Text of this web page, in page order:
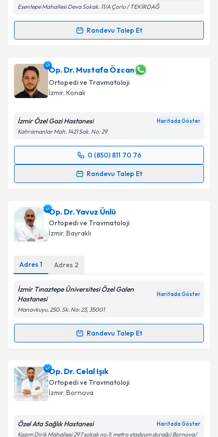
Esentepe Mahallesi Deva Sokak. 11/A Çorlu / TEKİRDAĞ
Randevu Talep Et
Randevu Takvimi Talebi
Doç. Dr. Hüseyin Günayiçin randevu takvimi talebi
oluşturun. Size bu uzmandan randevu almanız için bir
takvim hazırlandığında e-posta ile bilgilendireceğiz.
Kişisel verilerimin işlenmesine ilişkin
Metni'ni okudum ve kişisel verilerimin belirtilen
kapsamda işlenmesini kabul ediyorum.
Op. Dr. Mustafa Özcan
Ortopedi ve Travmatoloji
İzmir, Konak
İzmir Özel Gazi Hastanesi Haritada Göster
Kahramanlar Mah. 1421 Sok. No: 29
0 (850) 811 70 76
Randevu Talep Et
Randevu Takvimi Talebi
takvim hazırlandığında e-posta ile bilgilendireceğiz.
E-posta Adresiniz
Metni'ni okudum ve kişisel verilerimin belirtilen
kapsamda işlenmesini kabul ediyorum.
Takvim Talebini Gönder
Op. Dr. Yavuz Ünlü
Ortopedi ve Travmatoloji
İzmir, Bayraklı
Adres 1 Adres 2
İzmir Tınaztepe Üniversitesi Özel Galen
Hastanesi
Haritada Göster
Manavkuyu, 250. Sk. No: 23, 35001
Randevu Talep Et
Randevu Takvimi Talebi
Op. Dr. Yavuz Ünlü için randevu takvimi talebi
oluşturun. Size bu uzmandan randevu almanız için bir
takvim hazırlandığında e-posta ile bilgilendireceğiz.
Op. Dr. Celal Işık
Ortopedi ve Travmatoloji
İzmir, Bornova
Özel Ata Sağlık Hastanesi Haritada Göster
Kazım Dirik Mahallesi 297 sokak no:1( metro stadyum durağı) Bornova/